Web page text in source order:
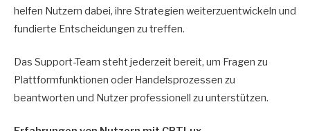
helfen Nutzern dabei, ihre Strategien weiterzuentwickeln und
fundierte Entscheidungen zu treffen.
Das Support-Team steht jederzeit bereit, um Fragen zu
Plattformfunktionen oder Handelsprozessen zu
beantworten und Nutzer professionell zu unterstützen.